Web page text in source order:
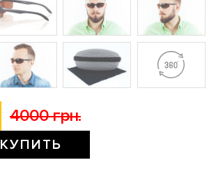
4000 грн.
КУПИТЬ